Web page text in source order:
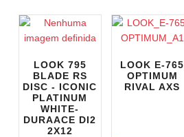
LOOK 795
BLADE RS
DISC - ICONIC
PLATINUM
WHITE-
DURAACE DI2
2X12
LOOK E-765
OPTIMUM
RIVAL AXS